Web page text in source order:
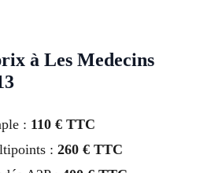
à Les Medecins
: 110 € TTC
: 260 € TTC